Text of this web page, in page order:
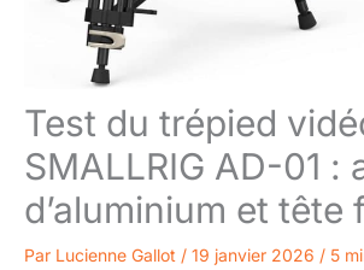
Test du trépied
SMALLRIG AD-01 :
d’aluminium et tête
Par Lucienne Gallot / 19 janvier 2026 / 5